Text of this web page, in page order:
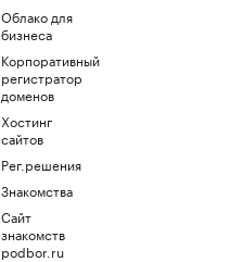
Облако для
бизнеса
Корпоративный
регистратор
доменов
Хостинг
сайтов
Рег.решения
Знакомства
Сайт
знакомств
podbor.ru